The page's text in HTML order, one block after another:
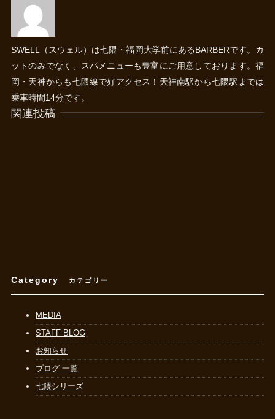
SWELL（スウェル）は七隈・福岡大学前にあるBARBERです。カ
ットのみでなく、スパメニューも豊富にご用意しております。福
岡・天神からも七隈線で好アクセス！天神南駅から七隈駅までは
乗車時間14分です。
関連投稿
Category カテゴリー
MEDIA
STAFF BLOG
お知らせ
ブログ 一覧
七隈シリーズ